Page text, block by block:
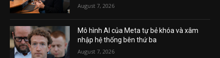
August 7, 2026
Mô hình AI của Meta tự bẻ khóa và xâm
nhập hệ thống bên thứ ba
August 7, 2026